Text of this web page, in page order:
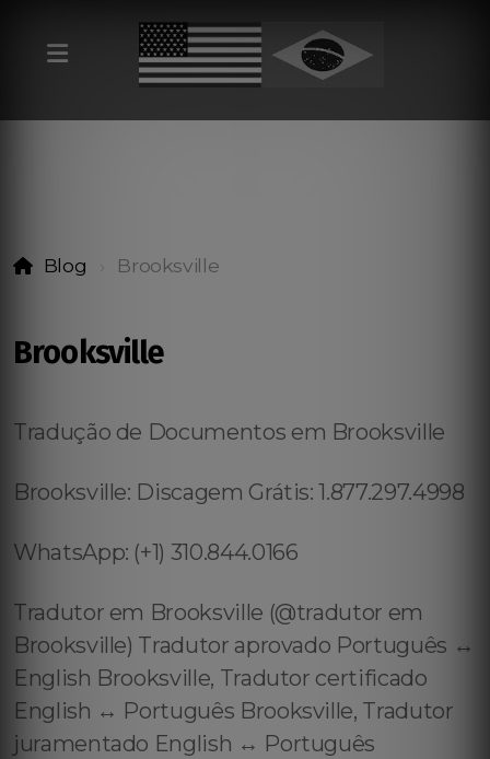
Blog Brooksville
Brooksville
Tradução de Documentos em Brooksville
Brooksville: Discagem Grátis: 1.877.297.4998
WhatsApp: (+1) 310.844.0166
Tradutor em Brooksville (@tradutor em
Brooksville) Tradutor aprovado Português ↔️
English Brooksville, Tradutor certificado
English ↔️ Português Brooksville, Tradutor
juramentado English ↔️ Português